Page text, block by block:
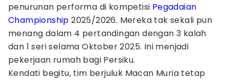
penurunan performa di kompetisi Pegadaian
Championship 2025/2026. Mereka tak sekali pun
menang dalam 4 pertandingan dengan 3 kalah
dan 1 seri selama Oktober 2025. Ini menjadi
pekerjaan rumah bagi Persiku.
Kendati begitu, tim berjuluk Macan Muria tetap